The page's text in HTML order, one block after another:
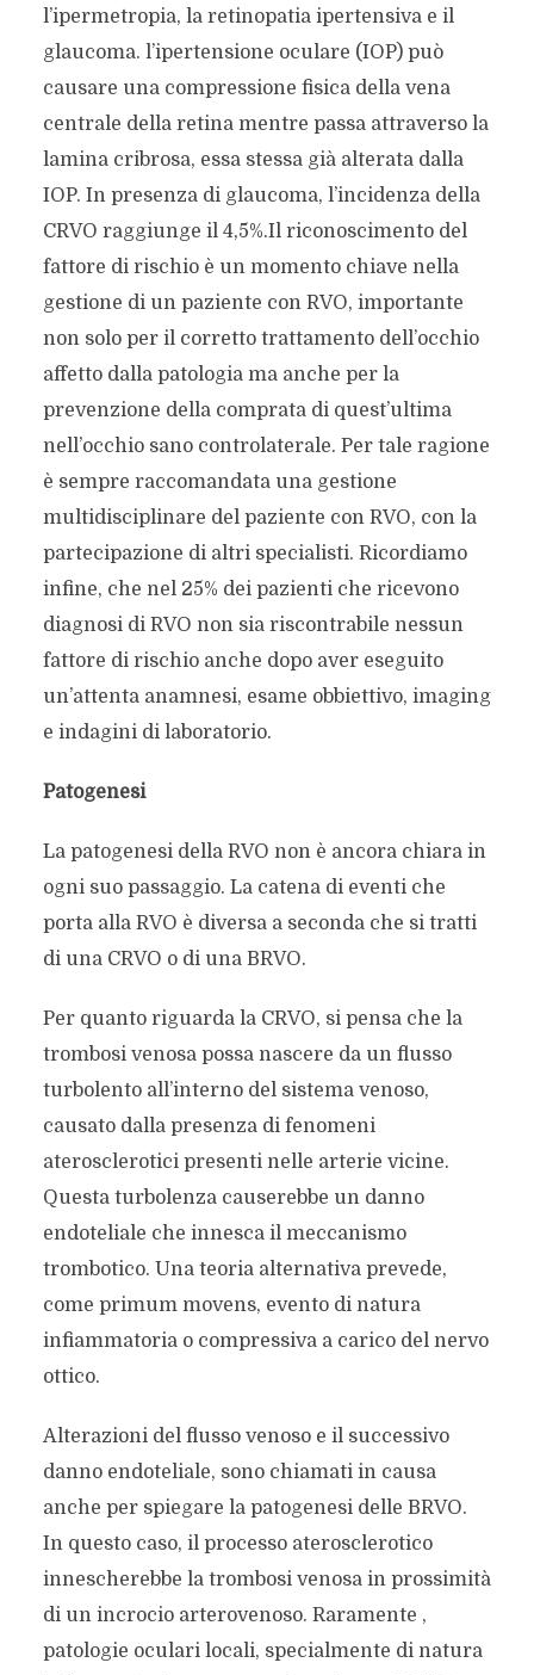
l’ipermetropia, la retinopatia ipertensiva e il
glaucoma. l’ipertensione oculare (IOP) può
causare una compressione fisica della vena
centrale della retina mentre passa attraverso la
lamina cribrosa, essa stessa già alterata dalla
IOP. In presenza di glaucoma, l’incidenza della
CRVO raggiunge il 4,5%.Il riconoscimento del
fattore di rischio è un momento chiave nella
gestione di un paziente con RVO, importante
non solo per il corretto trattamento dell’occhio
affetto dalla patologia ma anche per la
prevenzione della comprata di quest’ultima
nell’occhio sano controlaterale. Per tale ragione
è sempre raccomandata una gestione
multidisciplinare del paziente con RVO, con la
partecipazione di altri specialisti. Ricordiamo
infine, che nel 25% dei pazienti che ricevono
diagnosi di RVO non sia riscontrabile nessun
fattore di rischio anche dopo aver eseguito
un’attenta anamnesi, esame obbiettivo, imaging
e indagini di laboratorio.
Patogenesi
La patogenesi della RVO non è ancora chiara in
ogni suo passaggio. La catena di eventi che
porta alla RVO è diversa a seconda che si tratti
di una CRVO o di una BRVO.
Per quanto riguarda la CRVO, si pensa che la
trombosi venosa possa nascere da un flusso
turbolento all’interno del sistema venoso,
causato dalla presenza di fenomeni
aterosclerotici presenti nelle arterie vicine.
Questa turbolenza causerebbe un danno
endoteliale che innesca il meccanismo
trombotico. Una teoria alternativa prevede,
come primum movens, evento di natura
infiammatoria o compressiva a carico del nervo
ottico.
Alterazioni del flusso venoso e il successivo
danno endoteliale, sono chiamati in causa
anche per spiegare la patogenesi delle BRVO.
In questo caso, il processo aterosclerotico
innescherebbe la trombosi venosa in prossimità
di un incrocio arterovenoso. Raramente ,
patologie oculari locali, specialmente di natura